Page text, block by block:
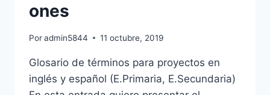
ones
Poradmin5844 11 octubre, 2019
Glosario de términos para proyectos en
inglés y español (E.Primaria, E.Secundaria)